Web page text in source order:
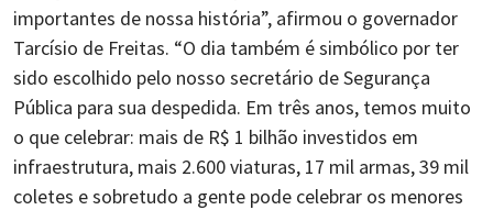
importantes de nossa história”, afirmou o governador
Tarcísio de Freitas. “O dia também é simbólico por ter
sido escolhido pelo nosso secretário de Segurança
Pública para sua despedida. Em três anos, temos muito
o que celebrar: mais de R$ 1 bilhão investidos em
infraestrutura, mais 2.600 viaturas, 17 mil armas, 39 mil
coletes e sobretudo a gente pode celebrar os menores